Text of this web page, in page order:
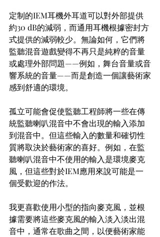
定制的IEM耳機外耳道可以對外部提供
約30 dB的減弱，而通用耳機根據密封方
式提供的減弱較少。無論如何，它們將
監聽混音遊戲變得不再只是純粹的音量
或處理外部問題——例如，舞台音量或音
響系統的音量——而是創造一個讓藝術家
感到舒適的環境。
孤立可能會促使監聽工程師將一些在傳
統監聽喇叭混音中不會出現的輸入添加
到混音中。但這些輸入的數量和確切性
質將取決於藝術家的喜好。例如，在監
聽喇叭混音中不使用的輸入是環境麥克
風，但這些對於IEM應用來說可能是一
個受歡迎的作法。
我更喜歡使用小型的指向麥克風，並根
據需要將這些麥克風的輸入淡入淡出混
音中，通常在歌曲之間，以便藝術家能